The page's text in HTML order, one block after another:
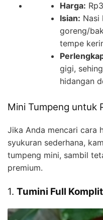
Harga:
Isian: Nasi
goreng/
tempe
gigi,
hidangan
Mini Tumpeng untuk
Jika Anda mencari cara
syukuran sederhana,
tumpeng mini, sambil
premium.
1. Tumini Full Komplit